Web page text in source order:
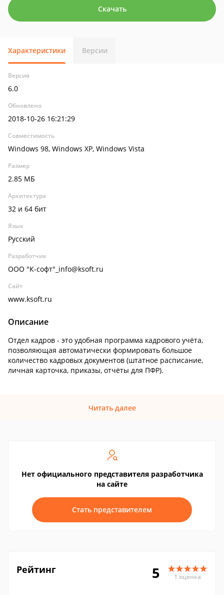
Скачать
Характеристики Версии
Версия
6.0
Обновлено
2018-10-26 16:21:29
Совместимость
Windows 98, Windows XP, Windows Vista
Размер
2.85 МБ
Архитектура
32 и 64 бит
Язык
Русский
Разработчик
ООО "К-софт"_info@ksoft.ru
Сайт
www.ksoft.ru
Описание
Отдел кадров - это удобная программа кадрового учёта,
позволяющая автоматически формировать большое
количество кадровых документов (штатное расписание,
личная карточка, приказы, отчёты для ПФР).
Читать далее
Нет официального представителя разработчика
на сайте
Стать представителем
Рейтинг 5 1 оценка